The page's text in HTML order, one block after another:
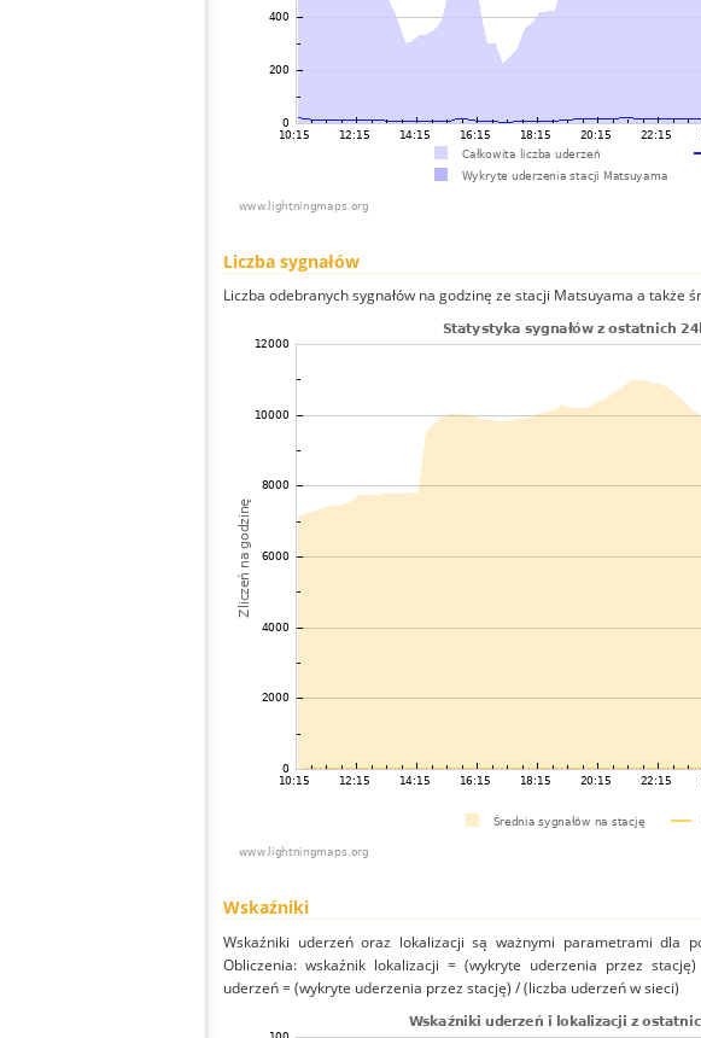
Liczba sygnałów
Liczba odebranych sygnałów na godzinę ze stacji Matsuyama a także
Wskaźniki
Wskaźniki uderzeń oraz lokalizacji są ważnymi parametrami dla
Obliczenia: wskaźnik lokalizacji = (wykryte uderzenia przez
uderzeń = (wykryte uderzenia przez stację) / (liczba uderzeń w sieci)